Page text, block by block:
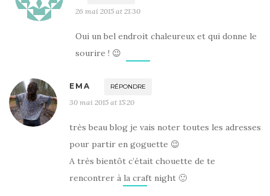
26 mai 2015 at 21:30
Oui un bel endroit chaleureux et qui donne le
sourire ! 😉
EMA RÉPONDRE
30 mai 2015 at 15:20
très beau blog je vais noter toutes les adresses
pour partir en goguette 😉
A très bientôt c’était chouette de te
rencontrer à la craft night 🙂